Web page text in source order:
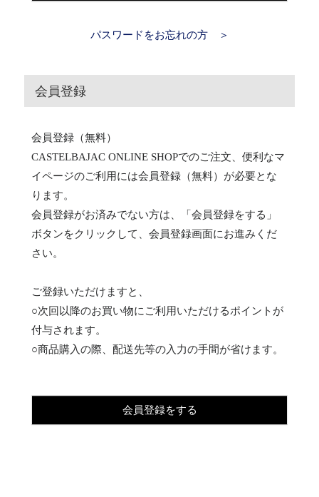
パスワードをお忘れの方 ＞
会員登録
会員登録（無料）
CASTELBAJAC ONLINE SHOPでのご注文、便利なマ
イページのご利用には会員登録（無料）が必要とな
ります。
会員登録がお済みでない方は、「会員登録をする」
ボタンをクリックして、会員登録画面にお進みくだ
さい。
ご登録いただけますと、
○次回以降のお買い物にご利用いただけるポイントが
付与されます。
○商品購入の際、配送先等の入力の手間が省けます。
会員登録をする